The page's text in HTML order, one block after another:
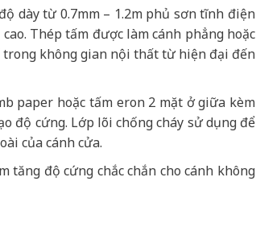
dày từ 0.7mm – 1.2m phủ sơn tĩnh điện
Thép tấm được làm cánh phẳng hoặc
trong không gian nội thất từ hiện đại đến
paper hoặc tấm eron 2 mặt ở giữa kèm
độ cứng. Lớp lõi chống cháy sử dụng để
của cánh cửa.
tăng độ cứng chắc chắn cho cánh không